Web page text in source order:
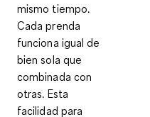
mismo tiempo.
Cada prenda
funciona igual de
bien sola que
combinada con
otras. Esta
facilidad para